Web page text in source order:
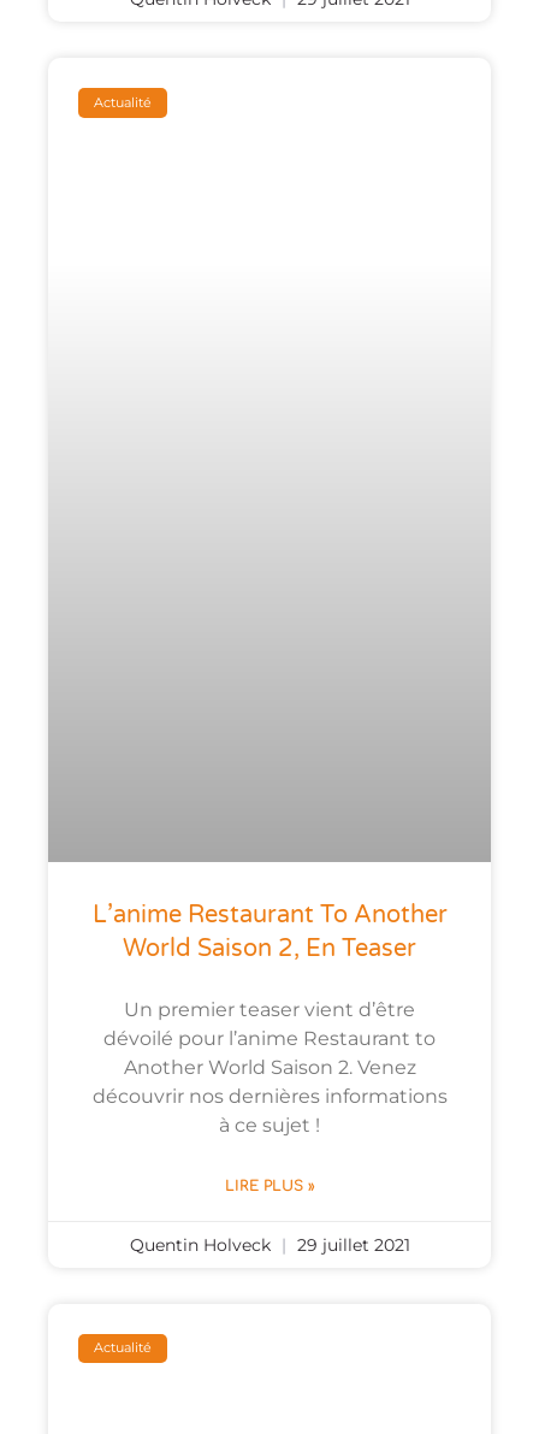
Actualité
L’anime Restaurant To Another
World Saison 2, En Teaser
Un premier teaser vient d’être
dévoilé pour l’anime Restaurant to
Another World Saison 2. Venez
découvrir nos dernières informations
à ce sujet !
LIRE PLUS »
Quentin Holveck 29 juillet 2021
Actualité